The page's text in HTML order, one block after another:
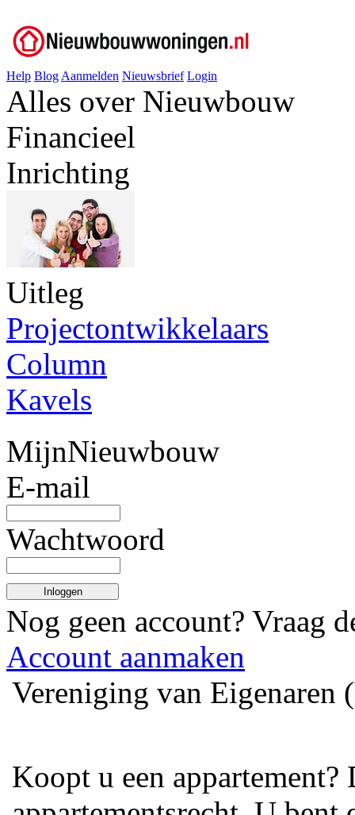
Help Blog Aanmelden Nieuwsbrief Login
Alles over Nieuwbouw
Financieel
Inrichting
Uitleg
Projectontwikkelaars
Column
Kavels
MijnNieuwbouw
E-mail
Wachtwoord
Inloggen
Nog geen account? Vraag
Account aanmaken
Vereniging van
Koopt u een